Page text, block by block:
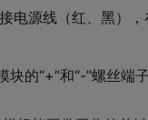
电源线（红、黑）
的“+”和“-”螺丝端